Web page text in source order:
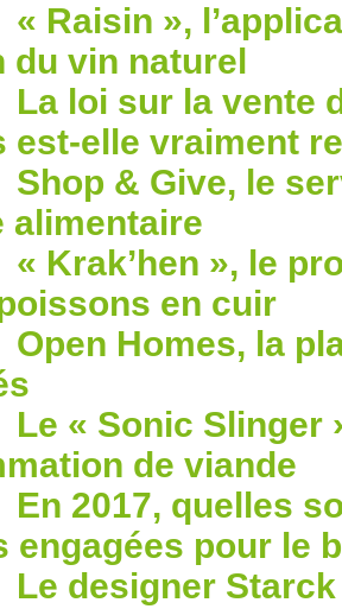
« Raisin »,
du vin naturel
La loi sur la vente
est-elle vraiment
Shop & Give, le
alimentaire
« Krak’hen », le
en cuir
Open Homes, la
Le « Sonic Slinger
de viande
En 2017, quelles
engagées pour le
Le designer